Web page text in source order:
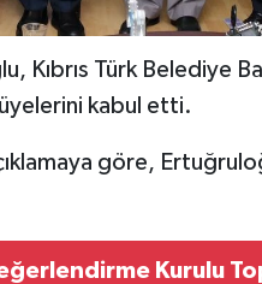
Kıbrıs Türk Belediye
kabul etti.
göre,
Kurulu